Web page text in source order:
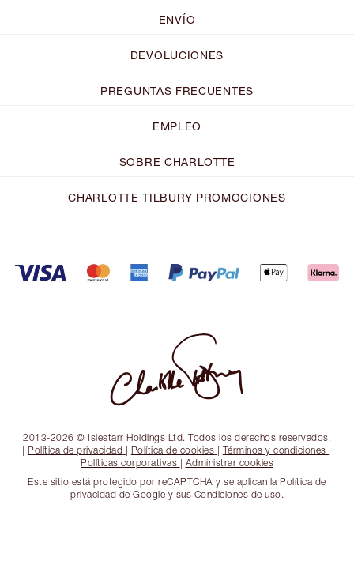
ENVÍO
DEVOLUCIONES
PREGUNTAS FRECUENTES
EMPLEO
SOBRE CHARLOTTE
CHARLOTTE TILBURY PROMOCIONES
2013-2026 © Islestarr Holdings Ltd. Todos los derechos reservados.
| Política de privacidad | Política de cookies | Términos y condiciones |
Políticas corporativas | Administrar cookies
Este sitio está protegido por reCAPTCHA y se aplican la Política de
privacidad de Google y sus Condiciones de uso.